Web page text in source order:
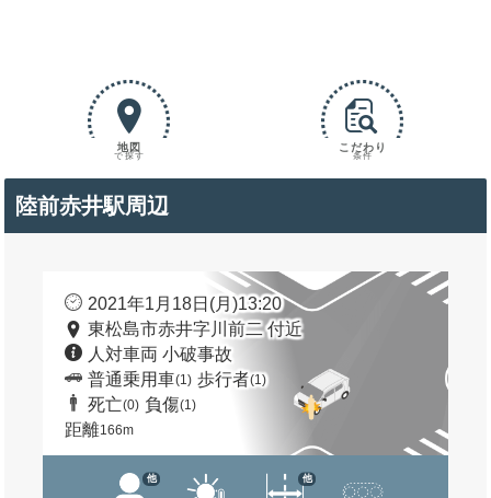
地図
で探す
こだわり
条件
陸前赤井駅周辺
2021年1月18日(月)13:20
東松島市赤井字川前二 付近
人対車両 小破事故
普通乗用車(1) 歩行者(1)
死亡(0) 負傷(1)
距離166m
他 他